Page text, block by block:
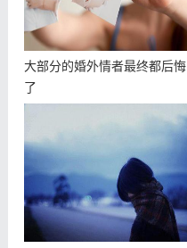
大部分的婚外情者最终都后悔
了